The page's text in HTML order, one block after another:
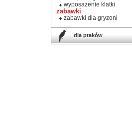
wyposażenie klatki
zabawki
zabawki dla gryzoni
dla ptaków